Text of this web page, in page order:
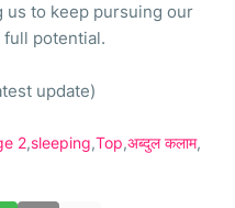
us to keep pursuing our
potential.
update)
2 sleeping Top अब्दुल कलाम